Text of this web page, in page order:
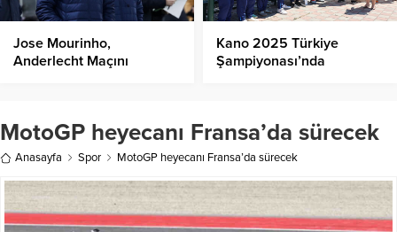
Jose Mourinho,
Anderlecht Maçını
Kano 2025 Türkiye
Şampiyonası’nda
MotoGP heyecanı Fransa’da sürecek
Anasayfa Spor MotoGP heyecanı Fransa’da sürecek